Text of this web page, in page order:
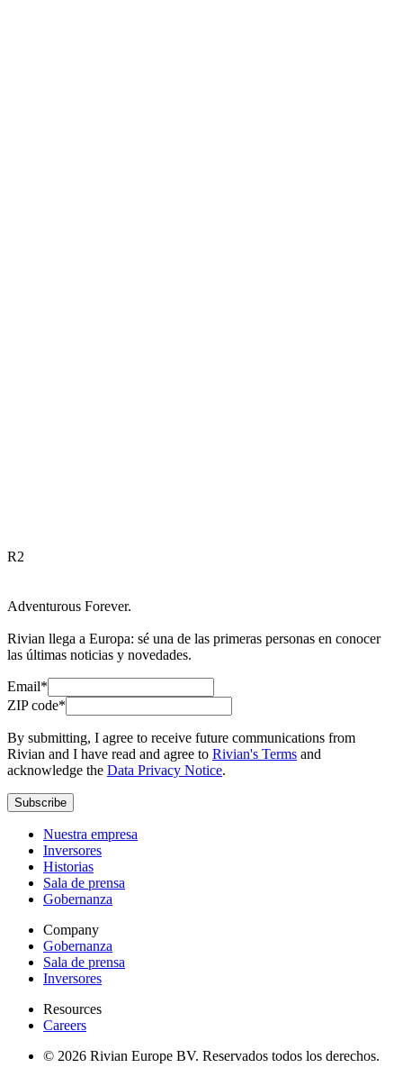
R2
Adventurous Forever.
Rivian llega a Europa: sé una de las primeras personas en conocer
las últimas noticias y novedades.
Email*
ZIP code*
By submitting, I agree to receive future communications from
Rivian and I have read and agree to Rivian's Terms and
acknowledge the Data Privacy Notice.
Subscribe
Nuestra empresa
Inversores
Historias
Sala de prensa
Gobernanza
Company
Gobernanza
Sala de prensa
Inversores
Resources
Careers
© 2026 Rivian Europe BV. Reservados todos los derechos.